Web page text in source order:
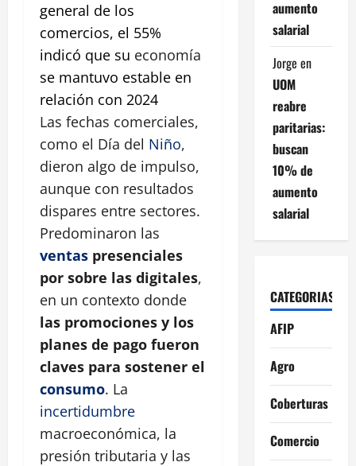
general de los
comercios, el 55%
indicó que su economía
se mantuvo estable en
relación con 2024
Las fechas comerciales,
como el Día del Niño,
dieron algo de impulso,
aunque con resultados
dispares entre sectores.
Predominaron las
ventas presenciales
por sobre las digitales,
en un contexto donde
las promociones y los
planes de pago fueron
claves para sostener el
consumo. La
incertidumbre
macroeconómica, la
presión tributaria y las
aumento
salarial
Jorge en
UOM
reabre
paritarias:
buscan
10% de
aumento
salarial
CATEGORIAS
AFIP
Agro
Coberturas
Comercio